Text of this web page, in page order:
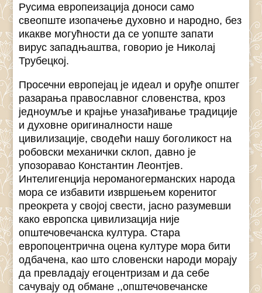
Русима европеизација доноси само
свеопште изопачење духовно и народно, без
икакве могућности да се уопште запати
вирус западњаштва, говорио је Николај
Трубецкој.
Просечни европејац је идеал и оруђе општег
разарања православног словенства, кроз
једноумље и крајње уназађивање традиције
и духовне оригиналности наше
цивилизације, сводећи нашу боголикост на
робовски механички склоп, давно је
упозоравао Константин Леонтјев.
Интелигенција нероманогерманских народа
мора се избавити извршењем коренитог
преокрета у својој свести, јасно разумевши
како европска цивилизација није
општечовечанска култура. Стара
европоцентрична оцена културе мора бити
одбачена, као што словенски народи морају
да превладају егоцентризам и да себе
сачувају од обмане ,,општечовечанске